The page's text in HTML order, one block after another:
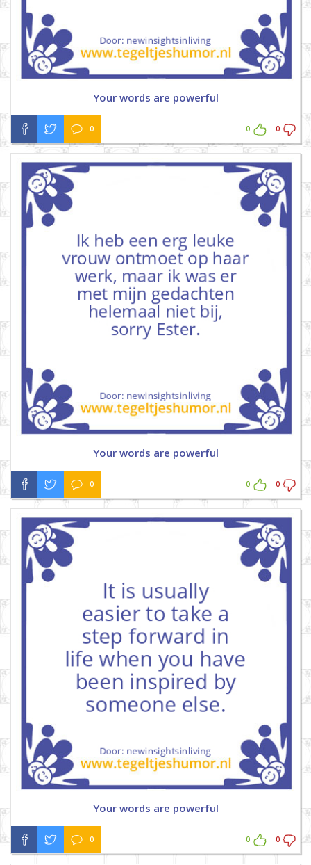
Your words are powerful
0 0 0
Your words are powerful
0 0 0
Your words are powerful
0 0 0